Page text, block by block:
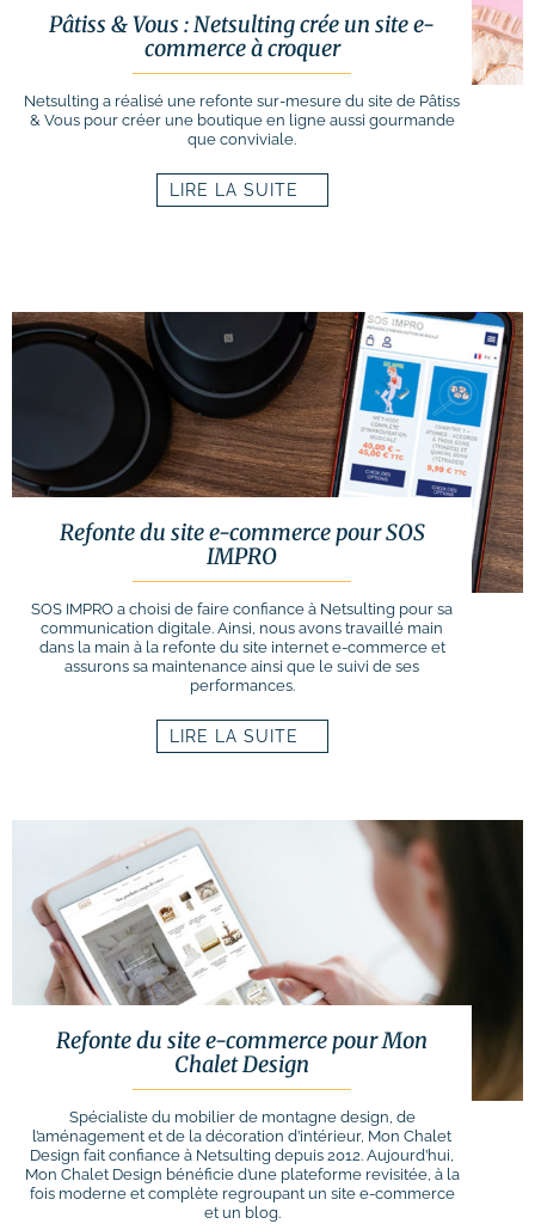
# Formation SMA (publicités réseaux
sociaux)
# Formation gestion de sites internet
# Formations logiciels bureautique
Pâtiss & Vous : Netsulting crée un site e-
commerce à croquer
Netsulting a réalisé une refonte sur-mesure du site de Pâtiss
& Vous pour créer une boutique en ligne aussi gourmande
que conviviale.
LIRE LA SUITE
Refonte du site e-commerce pour SOS
IMPRO
SOS IMPRO a choisi de faire confiance à Netsulting pour sa
communication digitale. Ainsi, nous avons travaillé main
dans la main à la refonte du site internet e-commerce et
assurons sa maintenance ainsi que le suivi de ses
performances.
LIRE LA SUITE
Refonte du site e-commerce pour Mon
Chalet Design
Spécialiste du mobilier de montagne design, de
l’aménagement et de la décoration d’intérieur, Mon Chalet
Design fait confiance à Netsulting depuis 2012. Aujourd’hui,
Mon Chalet Design bénéficie d’une plateforme revisitée, à la
fois moderne et complète regroupant un site e-commerce
et un blog.